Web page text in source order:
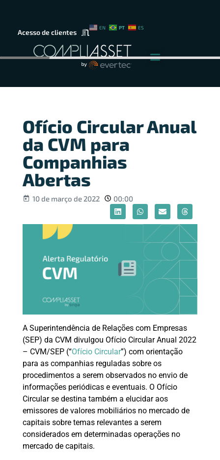
Acesso de clientes
EN PT ES
Ofício Circular Anual
da CVM para
Companhias
Abertas
10 de março de 2022 00:00
A Superintendência de Relações com Empresas
(SEP) da CVM divulgou Ofício Circular Anual 2022
– CVM/SEP (“Ofício Circular”) com orientação
para as companhias reguladas sobre os
procedimentos a serem observados no envio de
informações periódicas e eventuais. O Ofício
Circular se destina também a elucidar aos
emissores de valores mobiliários no mercado de
capitais sobre temas relevantes a serem
considerados em determinadas operações no
mercado de capitais.